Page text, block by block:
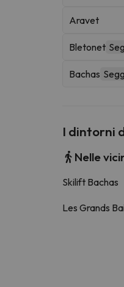
Aravet
Bletonet
Bachas
I dintorni
Nelle
Skilift Bachas
Les Grands